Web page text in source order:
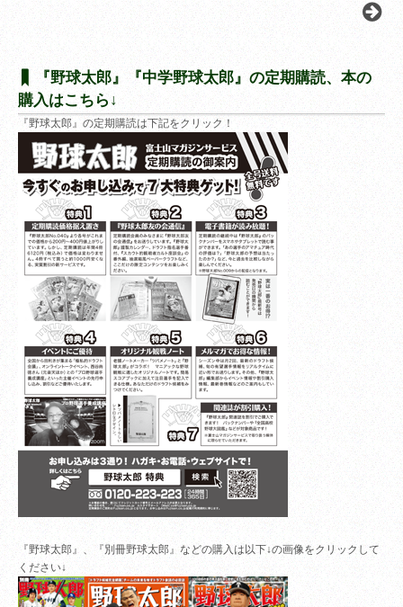
『野球太郎』『中学野球太郎』の定期購読、本の
購入はこちら↓
『野球太郎』の定期購読は下記をクリック！
『野球太郎』、『別冊野球太郎』などの購入は以下↓の画像をクリックして
ください↓